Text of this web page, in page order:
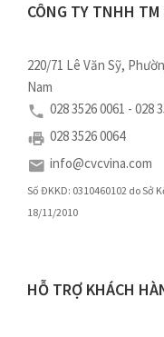
CÔNG TY TNHH
220/71 Lê Văn Sỹ,
Nam
028 3526 0061 - 028
028 3526 0064
info@cvcvina.com
Số ĐKKD: 0310460102 do Sở
18/11/2010
HỖ TRỢ KHÁCH